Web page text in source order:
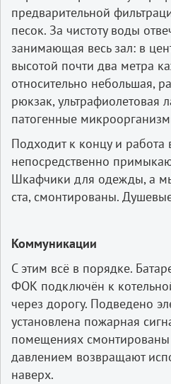
предварительной
песок. За чистоту воды
занимающая весь зал: в
высотой почти два метра
относительно небольшая,
рюкзак, ультрафиолетовая
патогенные
Подходит к концу и
непосредственно
Шкафчики для одежды, а
ста, смонтированы.
Коммуникации
С этим всё в порядке.
ФОК подключён к
через дорогу. Подведено
установлена пожарная
помещениях
давлением возвращают
наверх.